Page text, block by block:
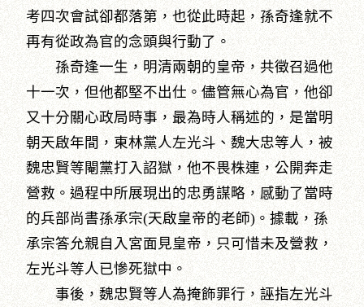
考四次會試卻都落第，也從此時起，孫奇逢就不
再有從政為官的念頭與行動了。
孫奇逢一生，明清兩朝的皇帝，共徵召過他
十一次，但他都堅不出仕。儘管無心為官，他卻
又十分關心政局時事，最為時人稱述的，是當明
朝天啟年間，東林黨人左光斗、魏大忠等人，被
魏忠賢等閹黨打入詔獄，他不畏株連，公開奔走
營救。過程中所展現出的忠勇謀略，感動了當時
的兵部尚書孫承宗(天啟皇帝的老師)。據載，孫
承宗答允親自入宮面見皇帝，只可惜未及營救，
左光斗等人已慘死獄中。
事後，魏忠賢等人為掩飾罪行，誣指左光斗